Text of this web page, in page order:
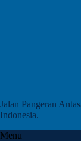
Jalan Pangeran
Indonesia.
Menu